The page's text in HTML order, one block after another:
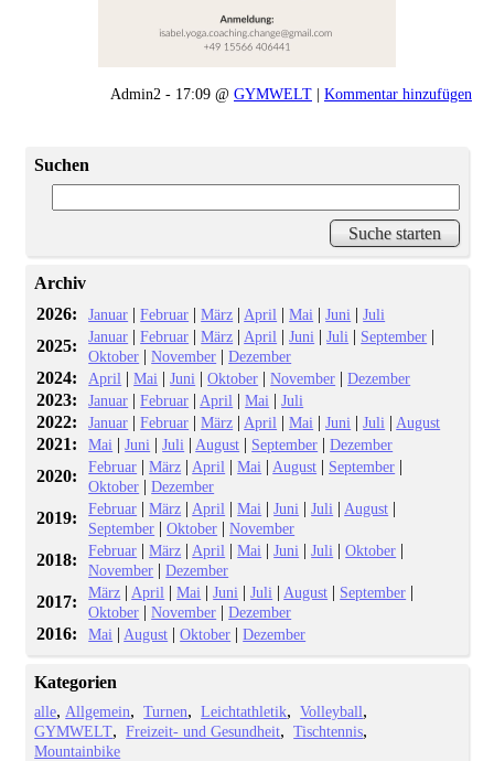
Admin2 - 17:09 @ GYMWELT | Kommentar hinzufügen
Suchen
Archiv
2026:
Januar |Februar |März | April |Mai |Juni |Juli
2025: Januar |Februar |März | April |Juni |Juli | September |
Oktober |November |Dezember
2024: April |Mai |Juni |Oktober |November |Dezember
2023: Januar |Februar | April |Mai |Juli
2022: Januar |Februar |März | April |Mai |Juni |Juli | August
2021: Mai |Juni |Juli | August | September |Dezember
2020: Februar |März | April |Mai | August | September |
Oktober |Dezember
2019: Februar |März | April |Mai |Juni |Juli | August |
September |Oktober |November
2018: Februar |März | April |Mai |Juni |Juli |Oktober |
November |Dezember
2017: März | April |Mai |Juni |Juli | August | September |
Oktober |November |Dezember
2016: Mai | August |Oktober |Dezember
Kategorien
alle Allgemein Turnen Leichtathletik
Volleyball
GYMWELT
Freizeit- und Gesundheit
Tischtennis
Mountainbike